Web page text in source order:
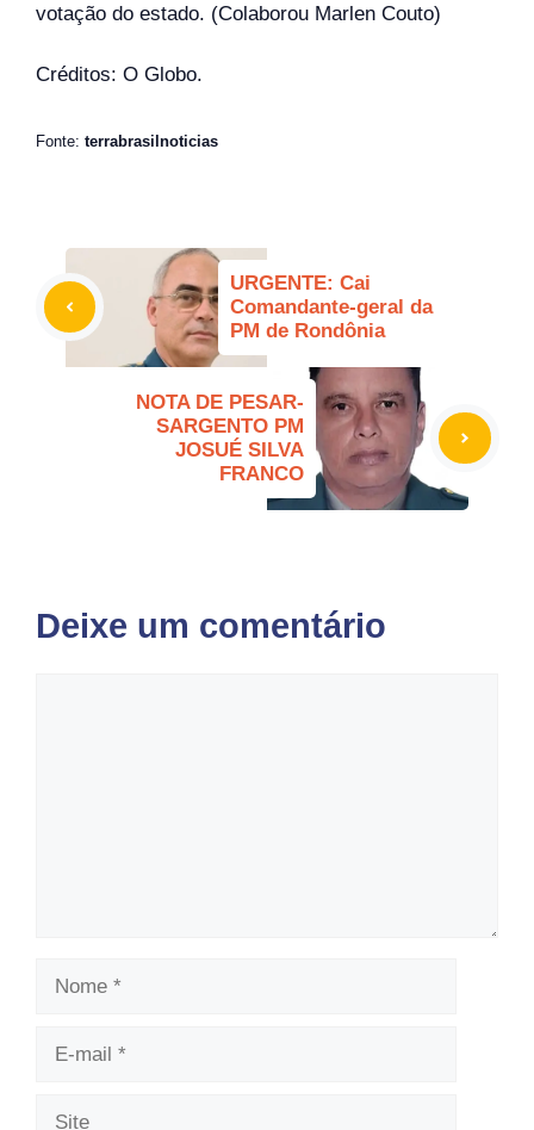
votação do estado. (Colaborou Marlen Couto)
Créditos: O Globo.
Fonte: terrabrasilnoticias
URGENTE: Cai
Comandante-geral da
PM de Rondônia
NOTA DE PESAR-
SARGENTO PM
JOSUÉ SILVA
FRANCO
Deixe um comentário